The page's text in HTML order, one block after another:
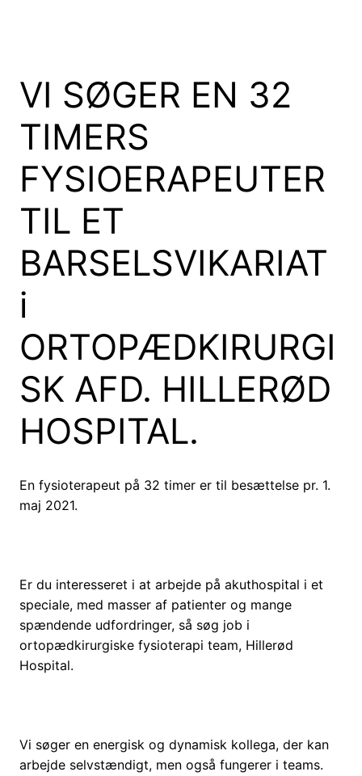
VI SØGER EN 32
TIMERS
FYSIOERAPEUTER
TIL ET
BARSELSVIKARIAT
i
ORTOPÆDKIRURGI
SK AFD. HILLERØD
HOSPITAL.
En fysioterapeut på 32 timer er til besættelse pr. 1.
maj 2021.
Er du interesseret i at arbejde på akuthospital i et
speciale, med masser af patienter og mange
spændende udfordringer, så søg job i
ortopædkirurgiske fysioterapi team, Hillerød
Hospital.
Vi søger en energisk og dynamisk kollega, der kan
arbejde selvstændigt, men også fungerer i teams.